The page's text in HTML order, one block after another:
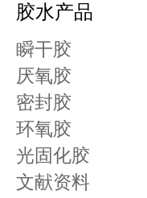
胶水产品
瞬干胶
厌氧胶
密封胶
环氧胶
光固化胶
文献资料